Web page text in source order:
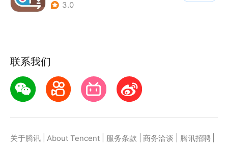
3.0
联系我们
关于腾讯 About Tencent 服务条款 商务洽谈 腾讯招聘